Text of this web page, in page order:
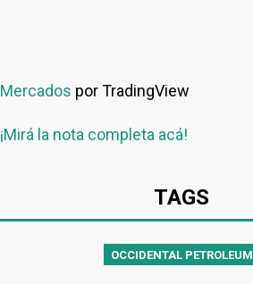
Mercados por TradingView
¡Mirá la nota completa acá!
TAGS
OCCIDENTAL PETROLEUM